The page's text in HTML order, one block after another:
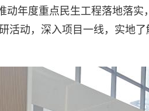
动年度重点民生工程落地落
活动，深入项目一线，实地了